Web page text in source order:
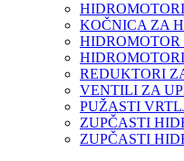
KOČNICA ZA
HIDROMOTOR
REDUKTORI
VENTILI ZA
PUŽASTI
ZUPČASTI
ZUPČASTI